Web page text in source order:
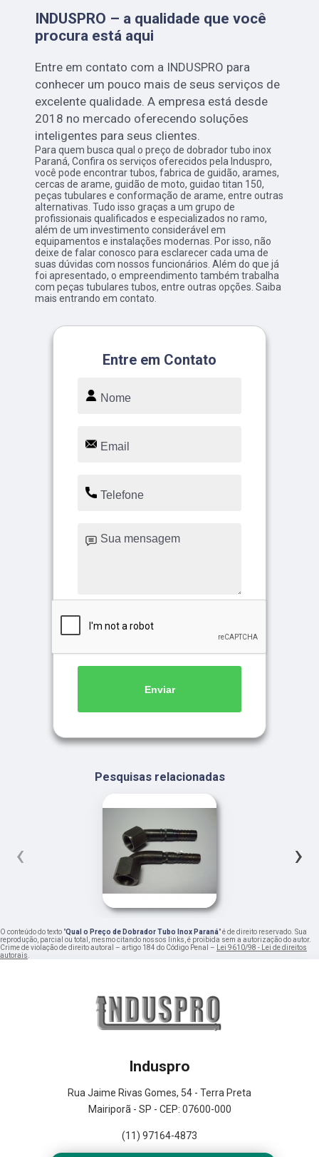
INDUSPRO – a qualidade que você
procura está aqui
Entre em contato com a INDUSPRO para
conhecer um pouco mais de seus serviços de
excelente qualidade. A empresa está desde
2018 no mercado oferecendo soluções
inteligentes para seus clientes.
Para quem busca qual o preço de dobrador tubo inox
Paraná, Confira os serviços oferecidos pela Induspro,
você pode encontrar tubos, fabrica de guidão, arames,
cercas de arame, guidão de moto, guidao titan 150,
peças tubulares e conformação de arame, entre outras
alternativas. Tudo isso graças a um grupo de
profissionais qualificados e especializados no ramo,
além de um investimento considerável em
equipamentos e instalações modernas. Por isso, não
deixe de falar conosco para esclarecer cada uma de
suas dúvidas com nossos funcionários. Além do que já
foi apresentado, o empreendimento também trabalha
com peças tubulares tubos, entre outras opções. Saiba
mais entrando em contato.
Entre em Contato
Enviar
Pesquisas relacionadas
‹ ›
O conteúdo do texto "Qual o Preço de Dobrador Tubo Inox Paraná" é de direito reservado. Sua
reprodução, parcial ou total, mesmo citando nossos links, é proibida sem a autorização do autor.
Crime de violação de direito autoral – artigo 184 do Código Penal – Lei 9610/98 - Lei de direitos
autorais.
Induspro
Rua Jaime Rivas Gomes, 54 - Terra Preta
Mairiporã - SP - CEP: 07600-000
(11) 97164-4873